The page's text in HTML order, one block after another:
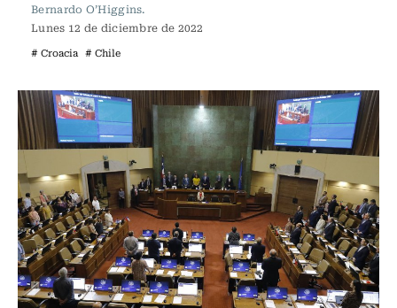
Bernardo O’Higgins.
Lunes 12 de diciembre de 2022
# Croacia # Chile